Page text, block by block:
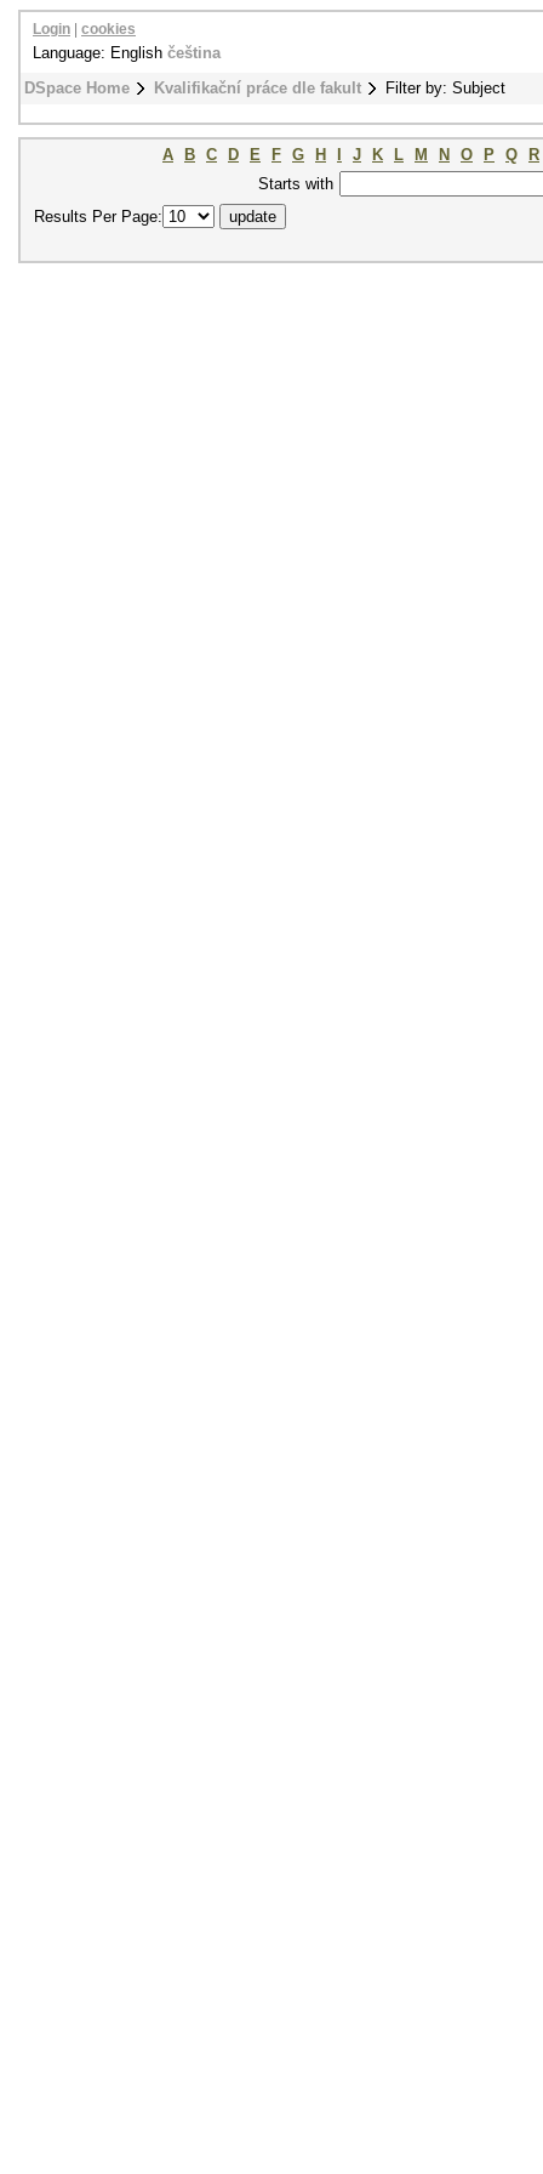
DSpace Home Kvalifikační práce dle fakult Filter by: Subject
Login cookies
Language: English čeština
A B C D E F G H J K L M N O P Q
R
Starts with
Results Per Page: